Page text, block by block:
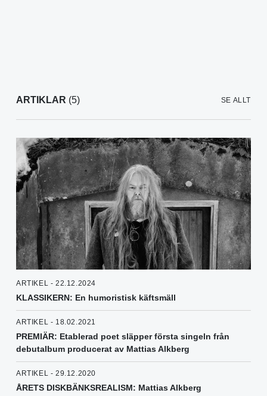
ARTIKLAR (5) SE ALLT
ARTIKEL - 22.12.2024
KLASSIKERN: En humoristisk käftsmäll
ARTIKEL - 18.02.2021
PREMIÄR: Etablerad poet släpper första singeln från
debutalbum producerat av Mattias Alkberg
ARTIKEL - 29.12.2020
ÅRETS DISKBÄNKSREALISM: Mattias Alkberg